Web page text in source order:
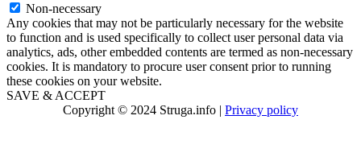
Non-necessary
Any cookies that may not be particularly necessary for the website
to function and is used specifically to collect user personal data via
analytics, ads, other embedded contents are termed as non-necessary
cookies. It is mandatory to procure user consent prior to running
these cookies on your website.
SAVE & ACCEPT
Copyright © 2024 Struga.info | Privacy policy